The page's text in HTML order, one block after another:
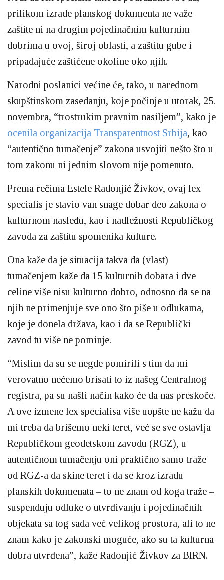
prilikom izrade planskog dokumenta ne važe
zaštite ni na drugim pojedinačnim kulturnim
dobrima u ovoj, široj oblasti, a zaštitu gube i
pripadajuće zaštićene okoline oko njih.
Narodni poslanici većine će, tako, u narednom
skupštinskom zasedanju, koje počinje u utorak, 25.
novembra, “trostrukim pravnim nasiljem”, kako je
ocenila organizacija Transparentnost Srbija, kao
“autentično tumačenje” zakona usvojiti nešto što u
tom zakonu ni jednim slovom nije pomenuto.
Prema rečima Estele Radonjić Živkov, ovaj lex
specialis je stavio van snage dobar deo zakona o
kulturnom nasleđu, kao i nadležnosti Republičkog
zavoda za zaštitu spomenika kulture.
Ona kaže da je situacija takva da (vlast)
tumačenjem kaže da 15 kulturnih dobara i dve
celine više nisu kulturno dobro, odnosno da se na
njih ne primenjuje sve ono što piše u odlukama,
koje je donela država, kao i da se Republički
zavod tu više ne pominje.
“Mislim da su se negde pomirili s tim da mi
verovatno nećemo brisati to iz našeg Centralnog
registra, pa su našli način kako će da nas preskoče.
A ove izmene lex specialisa više uopšte ne kažu da
mi treba da brišemo neki teret, već se sve ostavlja
Republičkom geodetskom zavodu (RGZ), u
autentičnom tumačenju oni praktično samo traže
od RGZ-a da skine teret i da se kroz izradu
planskih dokumenata – to ne znam od koga traže –
suspenduju odluke o utvrđivanju i pojedinačnih
objekata sa tog sada već velikog prostora, ali to ne
znam kako je zakonski moguće, ako su ta kulturna
dobra utvrđena”, kaže Radonjić Živkov za BIRN.